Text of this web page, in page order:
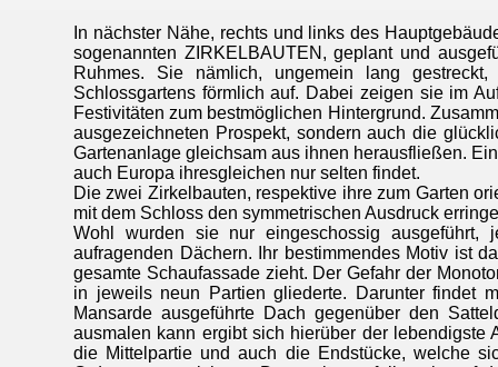
In nächster Nähe, rechts und links des
sogenannten ZIRKELBAUTEN, geplant und
Ruhmes. Sie nämlich, ungemein lang
Schlossgartens förmlich auf. Dabei zeigen sie im
Festivitäten zum bestmöglichen Hintergrund.
ausgezeichneten Prospekt, sondern auch die
Gartenanlage gleichsam aus ihnen herausfließen.
auch Europa ihresgleichen nur selten findet.
Die zwei Zirkelbauten, respektive ihre zum Garten
mit dem Schloss den symmetrischen Ausdruck
Wohl wurden sie nur eingeschossig ausgeführt,
aufragenden Dächern. Ihr bestimmendes Motiv ist
gesamte Schaufassade zieht. Der Gefahr der
in jeweils neun Partien gliederte. Darunter findet
Mansarde ausgeführte Dach gegenüber den
ausmalen kann ergibt sich hierüber der lebendigste
die Mittelpartie und auch die Endstücke, welche